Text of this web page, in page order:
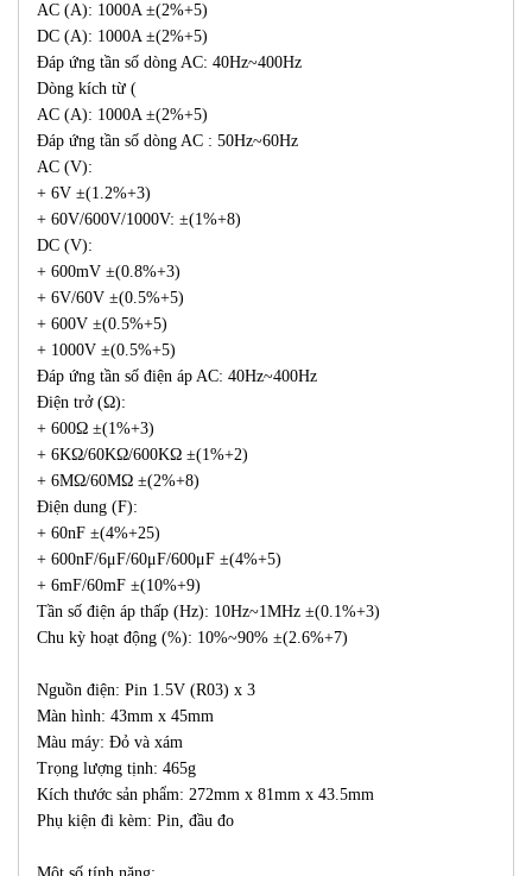
AC (A): 1000A ±(2%+5)
DC (A): 1000A ±(2%+5)
Đáp ứng tần số dòng AC: 40Hz~400Hz
Dòng kích từ (
AC (A): 1000A ±(2%+5)
Đáp ứng tần số dòng AC : 50Hz~60Hz
AC (V):
+ 6V ±(1.2%+3)
+ 60V/600V/1000V: ±(1%+8)
DC (V):
+ 600mV ±(0.8%+3)
+ 6V/60V ±(0.5%+5)
+ 600V ±(0.5%+5)
+ 1000V ±(0.5%+5)
Đáp ứng tần số điện áp AC: 40Hz~400Hz
Điện trở (Ω):
+ 600Ω ±(1%+3)
+ 6KΩ/60KΩ/600KΩ ±(1%+2)
+ 6MΩ/60MΩ ±(2%+8)
Điện dung (F):
+ 60nF ±(4%+25)
+ 600nF/6μF/60μF/600μF ±(4%+5)
+ 6mF/60mF ±(10%+9)
Tần số điện áp thấp (Hz): 10Hz~1MHz ±(0.1%+3)
Chu kỳ hoạt động (%): 10%~90% ±(2.6%+7)
Nguồn điện: Pin 1.5V (R03) x 3
Màn hình: 43mm x 45mm
Màu máy: Đỏ và xám
Trọng lượng tịnh: 465g
Kích thước sản phẩm: 272mm x 81mm x 43.5mm
Phụ kiện đi kèm: Pin, đầu đo